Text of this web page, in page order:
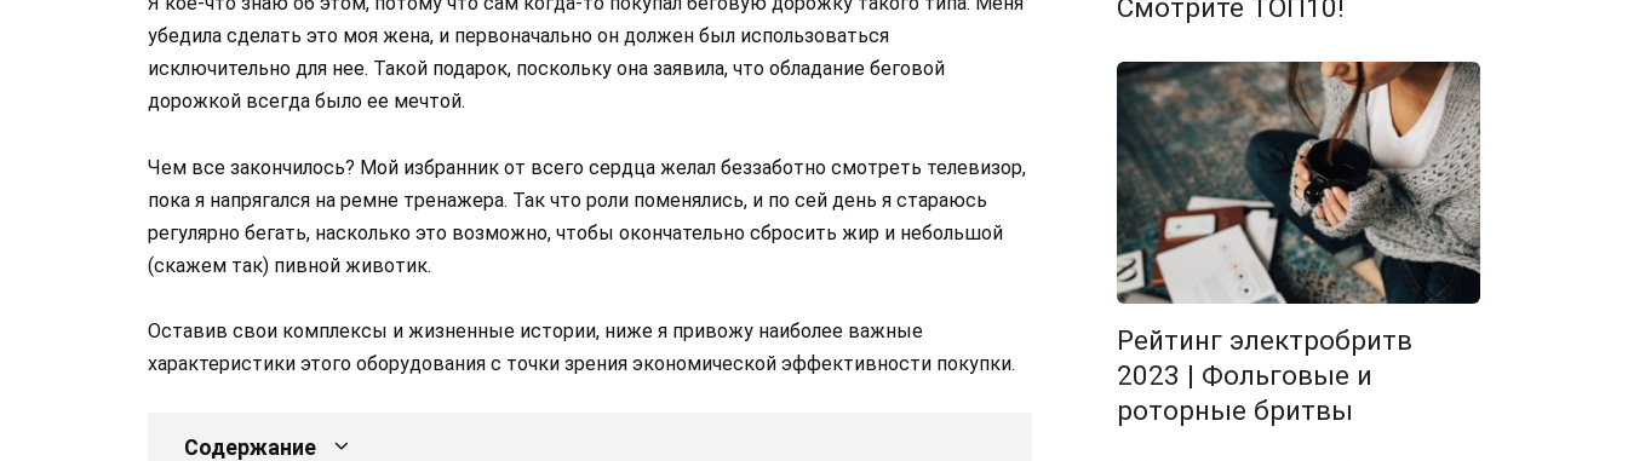
убедила сделать это моя жена, и первоначально он должен был использоваться
исключительно для нее. Такой подарок, поскольку она заявила, что обладание беговой
дорожкой всегда было ее мечтой.
Чем все закончилось? Мой избранник от всего сердца желал беззаботно смотреть телевизор,
пока я напрягался на ремне тренажера. Так что роли поменялись, и по сей день я стараюсь
регулярно бегать, насколько это возможно, чтобы окончательно сбросить жир и небольшой
(скажем так) пивной животик.
Оставив свои комплексы и жизненные истории, ниже я привожу наиболее важные
характеристики этого оборудования с точки зрения экономической эффективности покупки.
Содержание
Смотрите ТОП10!
Рейтинг электробритв
2023 | Фольговые и
роторные бритвы